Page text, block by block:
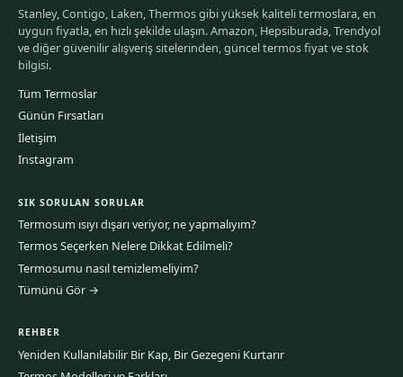
Stanley, Contigo, Laken, Thermos gibi yüksek kaliteli termoslara, en
uygun fiyatla, en hızlı şekilde ulaşın. Amazon, Hepsiburada, Trendyol
ve diğer güvenilir alışveriş sitelerinden, güncel termos fiyat ve stok
bilgisi.
Tüm Termoslar
Günün Fırsatları
İletişim
Instagram
SIK SORULAN SORULAR
Termosum ısıyı dışarı veriyor, ne yapmalıyım?
Termos Seçerken Nelere Dikkat Edilmeli?
Termosumu nasıl temizlemeliyim?
Tümünü Gör →
REHBER
Yeniden Kullanılabilir Bir Kap, Bir Gezegeni Kurtarır